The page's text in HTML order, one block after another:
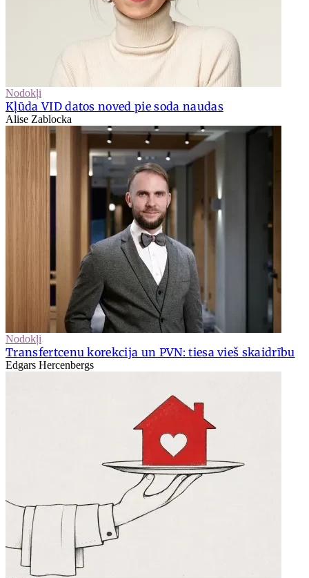
Nodokļi
Kļūda VID datos noved pie soda naudas
Alise Zablocka
Nodokļi
Transfertcenu korekcija un PVN: tiesa vieš skaidrību
Edgars Hercenbergs